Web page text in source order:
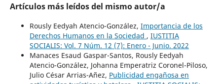
Artículos más leídos del mismo autor/a
Rously Eedyah Atencio-González, Importancia de los
Derechos Humanos en la Sociedad , IUSTITIA
SOCIALIS: Vol. 7 Núm. 12 (7): Enero - Junio. 2022
Manaces Esaud Gaspar-Santos, Rously Eedyah
Atencio-González, Johanna Emperatriz Coronel-Piloso,
Julio César Arrias-Añez, Publicidad engañosa en